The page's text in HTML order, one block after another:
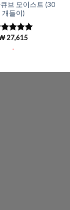
브 모이스트 (30
개들이)
중에서
로 평
27,615
.